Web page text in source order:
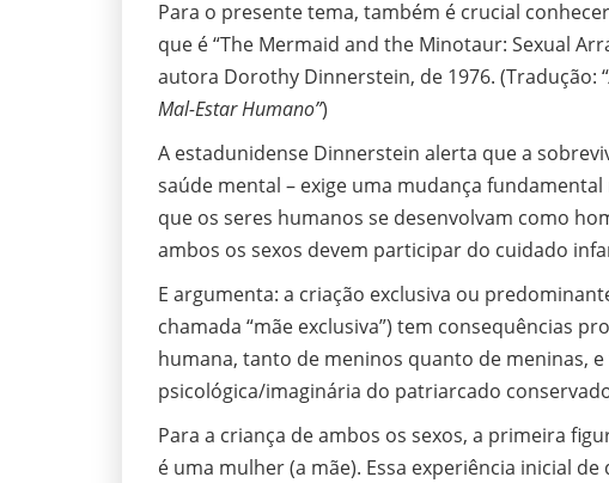
Para o presente tema, também é crucial
que é “The Mermaid and the Minotaur: Sexual
autora Dorothy Dinnerstein, de 1976. (Tradução: “
Mal-Estar Humano”)
A estadunidense Dinnerstein alerta que a
saúde mental – exige uma mudança
que os seres humanos se desenvolvam como
ambos os sexos devem participar do cuidado
E argumenta: a criação exclusiva ou
chamada “mãe exclusiva”) tem consequências
humana, tanto de meninos quanto de meninas,
psicológica/imaginária do patriarcado
Para a criança de ambos os sexos, a primeira
é uma mulher (a mãe). Essa experiência inicial